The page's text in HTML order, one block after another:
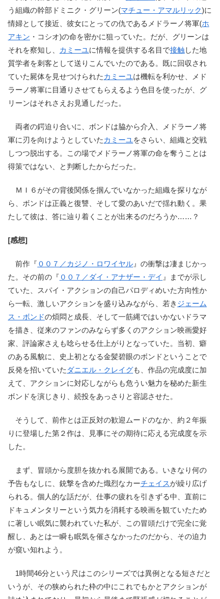
う組織の幹部ドミニク・グリーン(マチュー・アマルリック)に
情婦として接近、彼女にとっての仇であるメドラーノ将軍(ホ
アキン ・コシオ)の命を密かに狙っていた。だが、グリーンは
それを察知し、
カミーユに情報を提供する名目で接触 した地
質学者を刺客として送りこんでいたのである。既に回収され
ていた屍体を見せつけられた カミーユは機転を利かせ、メド
ラーノ将軍に目通りさせてもらえるよう色目を使ったが、グ
リーンはそれさえお見通しだった。
両者の鍔迫り合いに、ボンドは脇から介入、メドラーノ将
軍に刃を向けようとしていた カミーユをさらい、組織と交戦
しつつ脱出する。この場でメドラーノ将軍の命を奪うことは
得策ではない、と判断したからだった。
ＭＩ６がその背後関係を掴んでいなかった組織を探りなが
ら、ボンドは正義と復讐、そして愛のあいだで揺れ動く。果
たして彼は、答に辿り着くことが出来るのだろうか……？
[感想]
前作『 ００７／カジノ・ロワイヤル 』の衝撃は凄まじかっ
た。その前の『 ００７／ダイ・アナザー・デイ 』までが示し
ていた、スパイ・アクションの自己パロディめいた方向性か
ら一転、激しいアクションを盛り込みながら、若き ジェーム
ス・ボンドの煩悶と成長、そして一筋縄ではいかないドラマ
を描き、従来のファンのみならず多くのアクション映画愛好
家、評論家さえも唸らせる仕上がりとなっていた。当初、癖
のある風貌に、史上初となる金髪碧眼のボンドということで
反発を招いていた ダニエル・クレイグも、作品の完成度に加
えて、アクションに対応しながらも危うい魅力を秘めた新生
ボンドを演じきり、続投をあっさりと容認させた。
そうして、前作とは正反対の歓迎ムードのなか、約２年振
りに登場した第２作は、見事にその期待に応える完成度を示
した。
まず、冒頭から度胆を抜かれる展開である。いきなり何の
予告もなしに、銃撃を含めた熾烈なカーチェイスが繰り広げ
られる。個人的な話だが、仕事の疲れを引きずる中、直前に
ドキュメンタリーという気力を消耗する映画を観ていたため
に著しい眠気に襲われていた私が、この冒頭だけで完全に覚
醒し、あとは一瞬も眠気を催さなかったのだから、その迫力
が窺い知れよう。
1時間46分という尺はこのシリーズでは異例となる短さだと
いうが、その狭められた枠の中にこれでもかとアクションが